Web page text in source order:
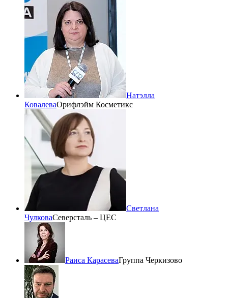
Натэлла
КовалеваОрифлэйм Косметикс
Светлана
ЧулковаСеверсталь – ЦЕС
Раиса КарасеваГруппа Черкизово